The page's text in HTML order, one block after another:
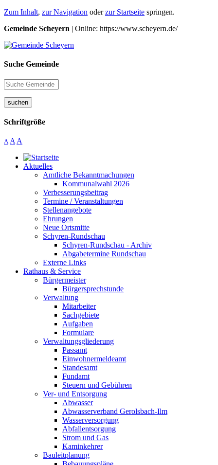
Zum Inhalt, zur Navigation oderzur Startseite springen.
Gemeinde Scheyern | Online: https://www.scheyern.de/
Suche Gemeinde
suchen
Schriftgröße
A A A
Aktuelles
Amtliche Bekanntmachungen
Kommunalwahl 2026
Verbesserungsbeitrag
Termine / Veranstaltungen
Stellenangebote
Ehrungen
Neue Ortsmitte
Schyren-Rundschau
Schyren-Rundschau - Archiv
Abgabetermine Rundschau
Externe Links
Rathaus & Service
Bürgermeister
Bürgersprechstunde
Verwaltung
Mitarbeiter
Sachgebiete
Aufgaben
Formulare
Verwaltungsgliederung
Passamt
Einwohnermeldeamt
Standesamt
Fundamt
Steuern und Gebühren
Ver- und Entsorgung
Abwasser
Abwasserverband Gerolsbach-Ilm
Wasserversorgung
Abfallentsorgung
Strom und Gas
Kaminkehrer
Bauleitplanung